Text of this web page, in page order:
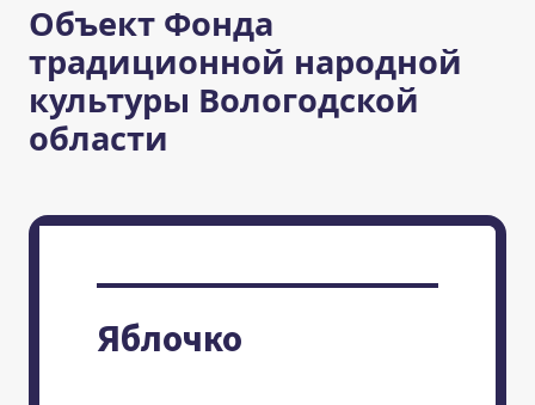
Объект Фонда
традиционной народной
культуры Вологодской
области
Яблочко